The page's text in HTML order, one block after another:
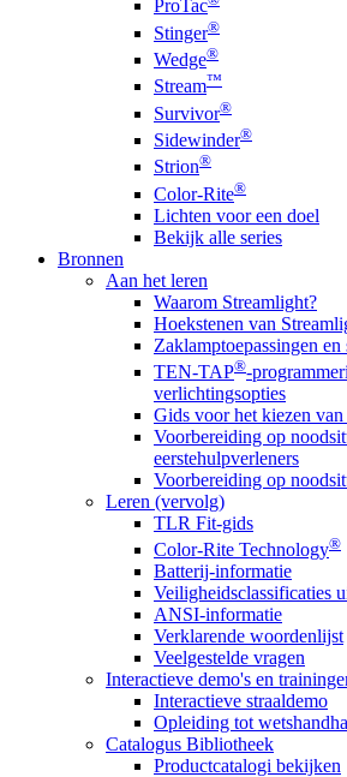
ProTac
Stinger®
Wedge®
Stream™
Survivor®
Sidewinder®
Strion®
Color-Rite®
Lichten voor een doel
Bekijk alle series
Bronnen
Aan het leren
Waarom Streamlight?
Hoekstenen van
Zaklamptoepassingen en
TEN-TAP®-
verlichtingsopties
Gids voor het kiezen
Voorbereiding op
eerstehulpverleners
Voorbereiding op
Leren (vervolg)
TLR Fit-gids
Color-Rite Technology®
Batterij-informatie
Veiligheidsclassificaties
ANSI-informatie
Verklarende woordenlijst
Veelgestelde vragen
Interactieve demo's en
Interactieve straaldemo
Opleiding tot
Catalogus Bibliotheek
Productcatalogi bekijken